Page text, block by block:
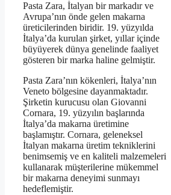
Pasta Zara, İtalyan bir markadır ve
Avrupa’nın önde gelen makarna
üreticilerinden biridir. 19. yüzyılda
İtalya’da kurulan şirket, yıllar içinde
büyüyerek dünya genelinde faaliyet
gösteren bir marka haline gelmiştir.
Pasta Zara’nın kökenleri, İtalya’nın
Veneto bölgesine dayanmaktadır.
Şirketin kurucusu olan Giovanni
Cornara, 19. yüzyılın başlarında
İtalya’da makarna üretimine
başlamıştır. Cornara, geleneksel
İtalyan makarna üretim tekniklerini
benimsemiş ve en kaliteli malzemeleri
kullanarak müşterilerine mükemmel
bir makarna deneyimi sunmayı
hedeflemiştir.